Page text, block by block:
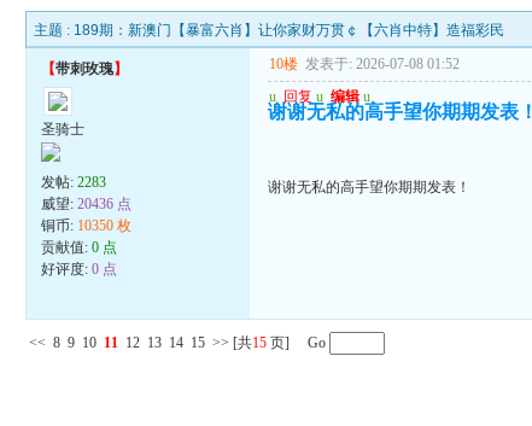
主题 : 189期：新澳门【暴富六肖】让你家财万贯￠【六肖中特】造福彩民
【带刺玫瑰】
圣骑士
发帖:2283
威望:20436 点
铜币: 10350 枚
贡献值:0 点
好评度:0 点
10楼 发表于: 2026-07-08 01:52
u 回复 u 编辑 u
谢谢无私的高手望你期期发表！
谢谢无私的高手望你期期发表！
<< 8 9 10 11 12 13 14 15 >> [共15 页] Go